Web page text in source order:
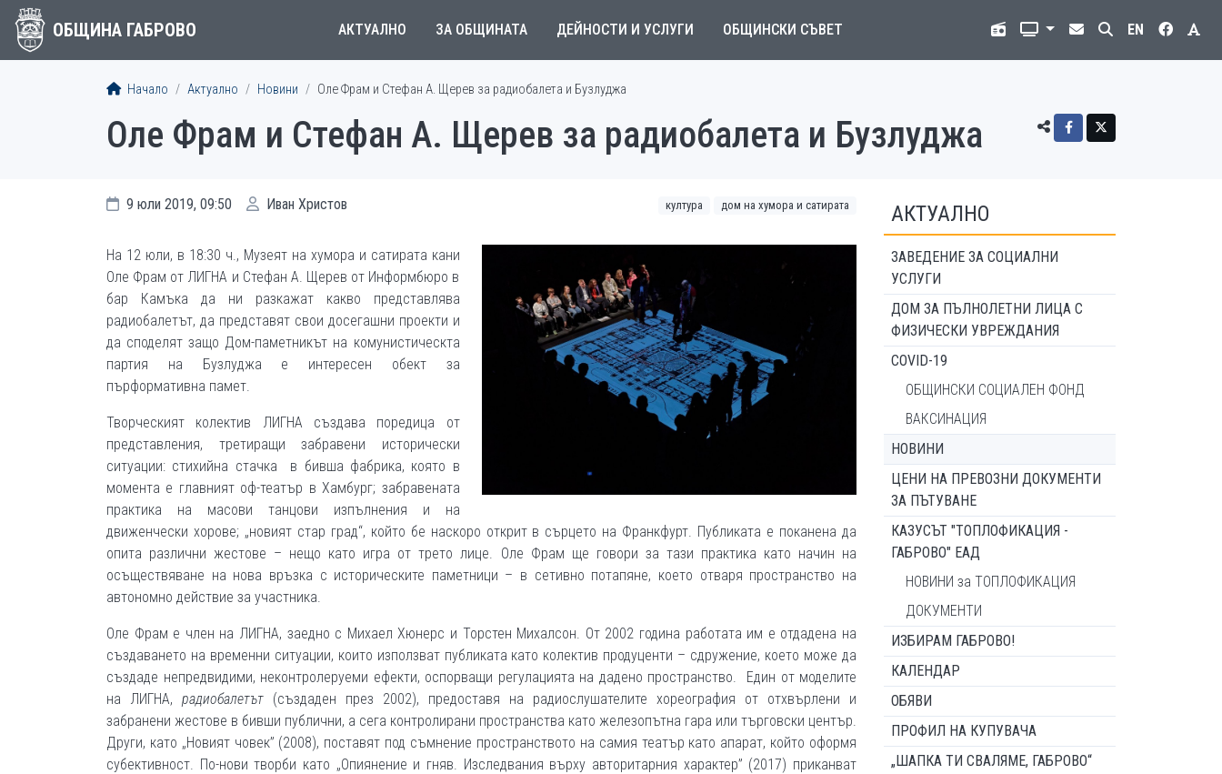
ОБЩИНА ГАБРОВО АКТУАЛНО ЗА ОБЩИНАТА ДЕЙНОСТИ И УСЛУГИ ОБЩИНСКИ СЪВЕТ EN
Начало Актуално Новини Оле Фрам и Стефан А. Щерев за радиобалета и Бузлуджа
Оле Фрам и Стефан А. Щерев за радиобалета и Бузлуджа
9 юли 2019, 09:50 Иван Христов култура дом на хумора и сатирата
На 12 юли, в 18:30 ч., Музеят на хумора и сатирата кани
Оле Фрам от ЛИГНА и Стефан А. Щерев от Информбюро в
бар Камъка да ни разкажат какво представлява
радиобалетът, да представят свои досегашни проекти и
да споделят защо Дом-паметникът на комунистическта
партия на Бузлуджа е интересен обект за
пърформативна памет.
Творческият колектив ЛИГНА създава поредица от
представления, третиращи забравени исторически
ситуации: стихийна стачка в бивша фабрика, която в
момента е главният оф-театър в Хамбург; забравената
практика на масови танцови изпълнения и на
движенчески хорове; „новият стар град“, който бе наскоро открит в сърцето на Франкфурт. Публиката е поканена да
опита различни жестове – нещо като игра от трето лице. Оле Фрам ще говори за тази практика като начин на
осъществяване на нова връзка с историческите паметници – в сетивно потапяне, което отваря пространство на
автономно действие за участника.
Оле Фрам е член на ЛИГНА, заедно с Михаел Хюнерс и Торстен Михалсон. От 2002 година работата им е отдадена на
създаването на временни ситуации, които използват публиката като колектив продуценти – сдружение, което може да
създаде непредвидими, неконтролеруеми ефекти, оспорващи регулацията на дадено пространство. Един от моделите
на ЛИГНА, радиобалетът (създаден през 2002), предоставя на радиослушателите хореография от отхвърлени и
забранени жестове в бивши публични, а сега контролирани пространства като железопътна гара или търговски център.
Други, като „Новият човек” (2008), поставят под съмнение пространството на самия театър като апарат, който оформя
субективност. По-нови творби като „Опиянение и гняв. Изследвания върху авторитарния характер” (2017) приканват
АКТУАЛНО
ЗАВЕДЕНИЕ ЗА СОЦИАЛНИ
УСЛУГИ
ДОМ ЗА ПЪЛНОЛЕТНИ ЛИЦА С
ФИЗИЧЕСКИ УВРЕЖДАНИЯ
COVID-19
ОБЩИНСКИ СОЦИАЛЕН ФОНД
ВАКСИНАЦИЯ
НОВИНИ
ЦЕНИ НА ПРЕВОЗНИ ДОКУМЕНТИ
ЗА ПЪТУВАНЕ
КАЗУСЪТ "ТОПЛОФИКАЦИЯ -
ГАБРОВО" ЕАД
НОВИНИ за ТОПЛОФИКАЦИЯ
ДОКУМЕНТИ
ИЗБИРАМ ГАБРОВО!
КАЛЕНДАР
ОБЯВИ
ПРОФИЛ НА КУПУВАЧА
„ШАПКА ТИ СВАЛЯМЕ, ГАБРОВО“